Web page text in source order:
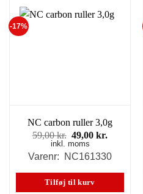
-17%
NC carbon ruller 3,0g
59,00kr. Den
oprindelige
pris
59,00 kr..
49,00kr.
pris
49,00 kr..
inkl. moms
Varenr: NC161330
Tilføj til kurv